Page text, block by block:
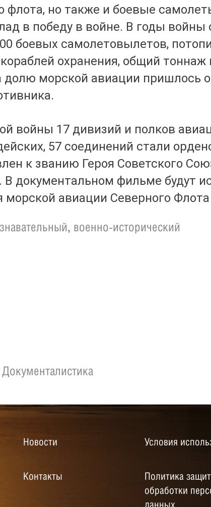
флота, но также и боевые
в победу в войне. В годы войны
боевых самолетовылетов,
охранения, общий тоннаж
долю морской авиации пришлось
войны 17 дивизий и полков
57 соединений стали
к званию Героя Советского
В документальном фильме будут
морской авиации Северного
, военно-исторический
Документалистика
Новости Условия
Контакты
Политика
обработки
данных